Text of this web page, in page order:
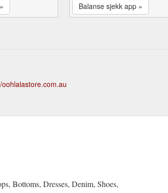
Balanse sjekk app »
oohlalastore.com.au
Bottoms, Dresses, Denim, Shoes,